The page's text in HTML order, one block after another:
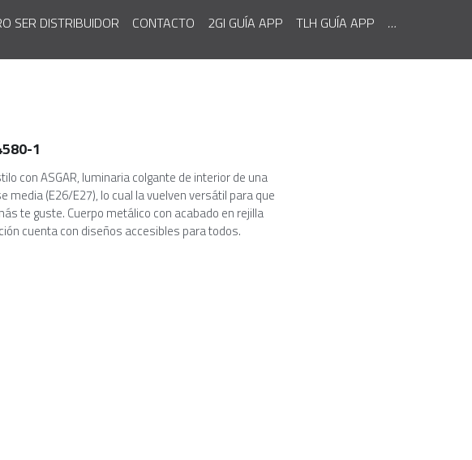
SER DISTRIBUIDOR CONTACTO 2GI GUÍA APP TLH GUÍA APP
1
con ASGAR, luminaria colgante de interior de una
media (E26/E27), lo cual la vuelven versátil para que
te guste. Cuerpo metálico con acabado en rejilla
cuenta con diseños accesibles para todos.